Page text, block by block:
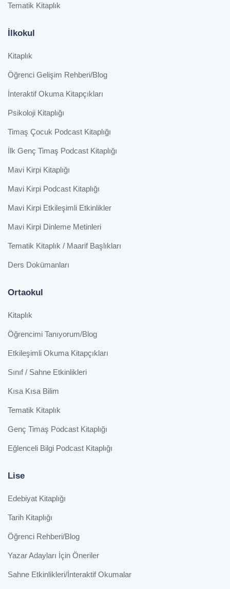
Tematik Kitaplık
İlkokul
Kitaplık
Öğrenci Gelişim Rehberi/Blog
İnteraktif Okuma Kitapçıkları
Psikoloji Kitaplığı
Timaş Çocuk Podcast Kitaplığı
İlk Genç Timaş Podcast Kitaplığı
Mavi Kirpi Kitaplığı
Mavi Kirpi Podcast Kitaplığı
Mavi Kirpi Etkileşimli Etkinlikler
Mavi Kirpi Dinleme Metinleri
Tematik Kitaplık / Maarif Başlıkları
Ders Dokümanları
Ortaokul
Kitaplık
Öğrencimi Tanıyorum/Blog
Etkileşimli Okuma Kitapçıkları
Sınıf / Sahne Etkinlikleri
Kısa Kısa Bilim
Tematik Kitaplık
Genç Timaş Podcast Kitaplığı
Eğlenceli Bilgi Podcast Kitaplığı
Lise
Edebiyat Kitaplığı
Tarih Kitaplığı
Öğrenci Rehberi/Blog
Yazar Adayları İçin Öneriler
Sahne Etkinlikleri/İnteraktif Okumalar